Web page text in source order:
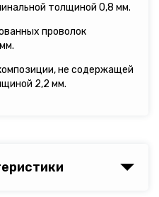
толщиной 0,8 мм.
проволок
не содержащей
2,2 мм.